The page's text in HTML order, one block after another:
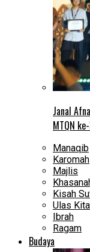
Janal
MTQN
Manaqib
Karomah
Majlis
Kisah
Ulas
Ibrah
Ragam
Budaya